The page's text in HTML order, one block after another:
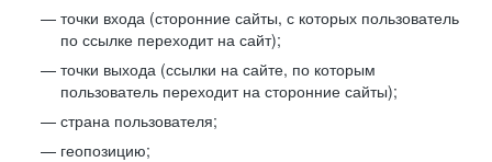
точки входа (сторонние сайты, с которых пользователь
по ссылке переходит на сайт);
точки выхода (ссылки на сайте, по которым
пользователь переходит на сторонние сайты);
страна пользователя;
геопозицию;